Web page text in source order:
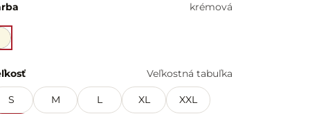
krémová
Veľkostná tabuľka
S M L XL XXL